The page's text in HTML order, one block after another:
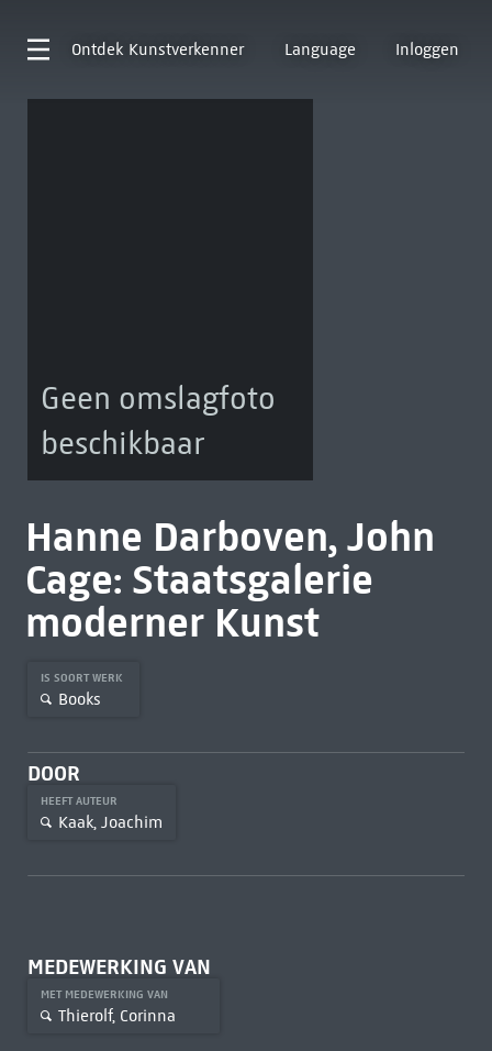
Ontdek Kunstverkenner Language Inloggen
Geen omslagfoto
beschikbaar
Hanne Darboven, John
Cage: Staatsgalerie
moderner Kunst
IS SOORT WERK
Books
DOOR
HEEFT AUTEUR
Kaak, Joachim
MEDEWERKING VAN
MET MEDEWERKING VAN
Thierolf, Corinna